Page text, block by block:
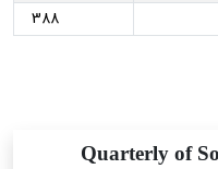
388